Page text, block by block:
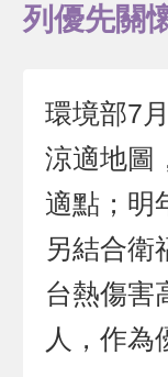
列優先關
環境部7
涼適地圖
適點；明
另結合衛
台熱傷害
人，作為